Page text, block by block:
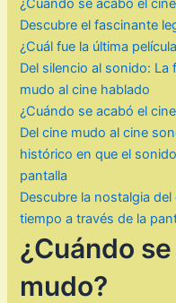
¿Cuándo se acabó el
Descubre el fascinante
¿Cuál fue la última
Del silencio al sonido:
mudo al cine hablado
¿Cuándo se acabó el
Del cine mudo al cine
histórico en que el
pantalla
Descubre la nostalgia
tiempo a través de la
¿Cuándo
mudo?